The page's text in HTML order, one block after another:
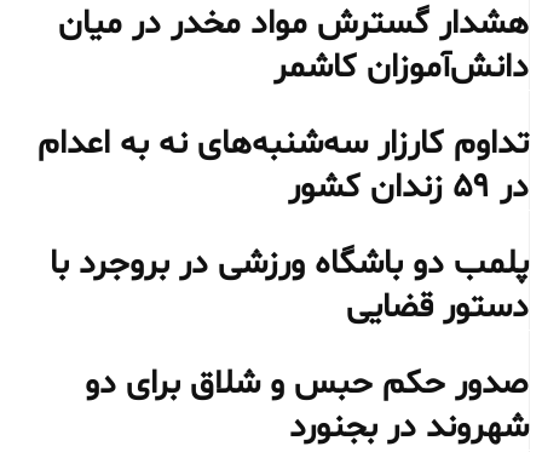
هشدار گسترش مواد مخدر در میان
دانش‌آموزان کاشمر
تداوم کارزار سه‌شنبه‌های نه به اعدام
در ۵۹ زندان کشور
پلمب دو باشگاه ورزشی در بروجرد با
دستور قضایی
صدور حکم حبس و شلاق برای دو
شهروند در بجنورد